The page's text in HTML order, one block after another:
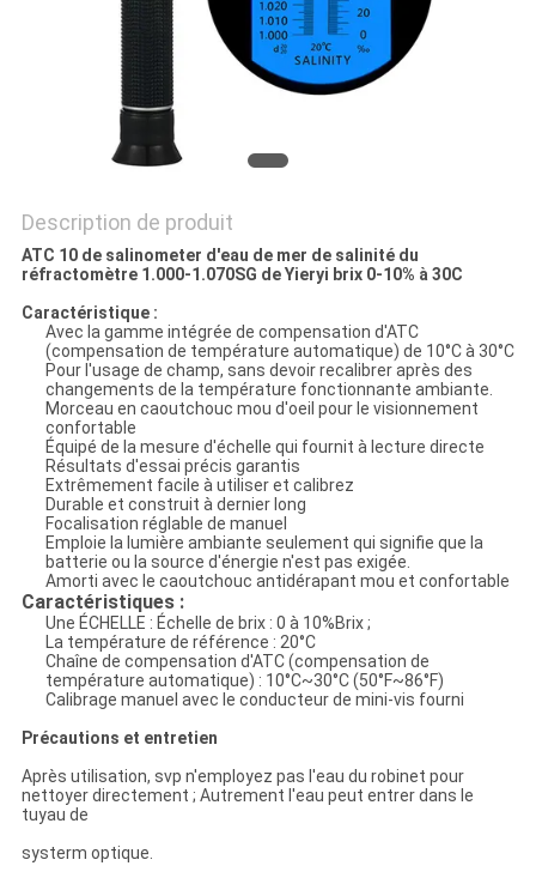
Description de produit
ATC 10 de salinometer d'eau de mer de salinité du
réfractomètre 1.000-1.070SG de Yieryi brix 0-10% à 30C
Caractéristique :
Avec la gamme intégrée de compensation d'ATC
(compensation de température automatique) de 10°C à 30°C
Pour l'usage de champ, sans devoir recalibrer après des
changements de la température fonctionnante ambiante.
Morceau en caoutchouc mou d'oeil pour le visionnement
confortable
Équipé de la mesure d'échelle qui fournit à lecture directe
Résultats d'essai précis garantis
Extrêmement facile à utiliser et calibrez
Durable et construit à dernier long
Focalisation réglable de manuel
Emploie la lumière ambiante seulement qui signifie que la
batterie ou la source d'énergie n'est pas exigée.
Amorti avec le caoutchouc antidérapant mou et confortable
Caractéristiques :
Une ÉCHELLE : Échelle de brix : 0 à 10%Brix ;
La température de référence : 20°C
Chaîne de compensation d'ATC (compensation de
température automatique) : 10°C~30°C (50°F~86°F)
Calibrage manuel avec le conducteur de mini-vis fourni
Précautions et entretien
Après utilisation, svp n'employez pas l'eau du robinet pour
nettoyer directement ; Autrement l'eau peut entrer dans le
tuyau de
systerm optique.